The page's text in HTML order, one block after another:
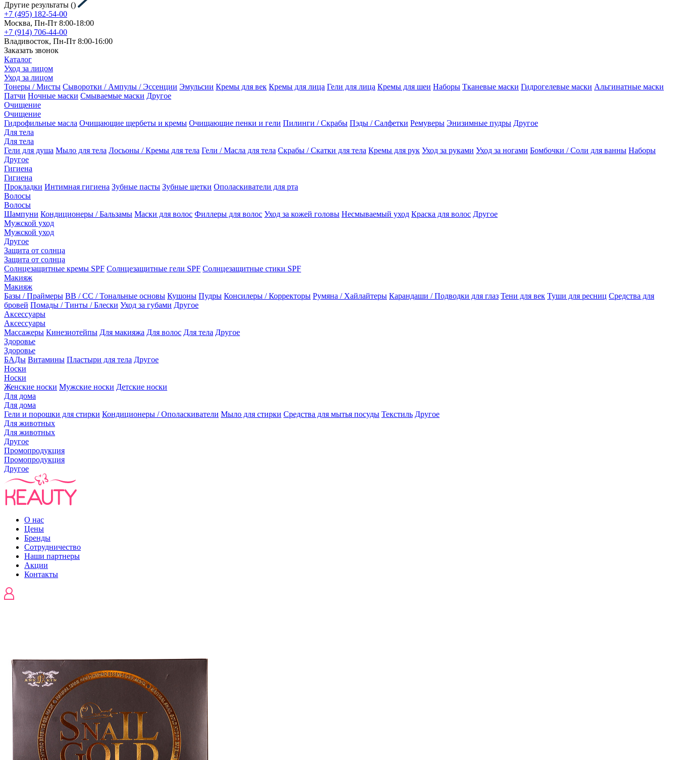
Другие результаты ()
+7 (495) 182-54-00
Москва, Пн-Пт 8:00-18:00
+7 (914) 706-44-00
Владивосток, Пн-Пт 8:00-16:00
Заказать звонок
Каталог
Уход за лицом
Уход за лицом
Тонеры / Мисты Сыворотки / Ампулы / Эссенции Эмульсии Кремы для век Кремы для лица Гели для лица Кремы для шеи Наборы Тканевые маски Гидрогелевые маски Альгинатные маски
Патчи Ночные маски Смываемые маски Другое
Очищение
Очищение
Гидрофильные масла Очищающие щербеты и кремы Очищающие пенки и гели Пилинги / Скрабы Пэды / Салфетки Ремуверы Энизимные пудры Другое
Для тела
Для тела
Гели для душа Мыло для тела Лосьоны / Кремы для тела Гели / Масла для тела Скрабы / Скатки для тела Кремы для рук Уход за руками Уход за ногами Бомбочки / Соли для ванны Наборы
Другое
Гигиена
Гигиена
Прокладки Интимная гигиена Зубные пасты Зубные щетки Ополаскиватели для рта
Волосы
Волосы
Шампуни Кондиционеры / Бальзамы Маски для волос Филлеры для волос Уход за кожей головы Несмываемый уход Краска для волос Другое
Мужской уход
Мужской уход
Другое
Защита от солнца
Защита от солнца
Солнцезащитные кремы SPF Солнцезащитные гели SPF Солнцезащитные стики SPF
Макияж
Макияж
Базы / Праймеры BB / CC / Тональные основы Кушоны Пудры Консилеры / Корректоры Румяна / Хайлайтеры Карандаши / Подводки для глаз Тени для век Туши для ресниц Средства для
бровей Помады / Тинты / Блески Уход за губами Другое
Аксессуары
Аксессуары
Массажеры Кинезиотейпы Для макияжа Для волос Для тела Другое
Здоровье
Здоровье
БАДы Витамины Пластыри для тела Другое
Носки
Носки
Женские носки Мужские носки Детские носки
Для дома
Для дома
Гели и порошки для стирки Кондиционеры / Ополаскиватели Мыло для стирки Средства для мытья посуды Текстиль Другое
Для животных
Для животных
Другое
Промопродукция
Промопродукция
Другое
О нас
Цены
Бренды
Сотрудничество
Наши партнеры
Акции
Контакты